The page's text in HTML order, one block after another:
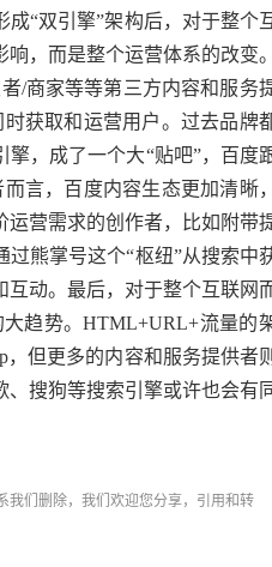
“双引擎”架构后，对于整个
，而是整个运营体系的改变。
/商家等等第三方内容和服务
获取和运营用户。过去品牌
，成了一个大“贴吧”，百度
言，百度内容生态更加清晰，
营需求的创作者，比如附带
熊掌号这个“枢纽”从搜索中
动。最后，对于整个互联网
趋势。HTML+URL+流量的
但更多的内容和服务提供者则
搜狗等搜索引擎或许也会有
我们删除，我们欢迎您分享，引用和转